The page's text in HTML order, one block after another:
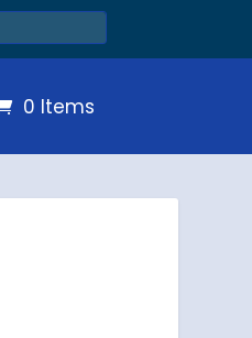
0 Items